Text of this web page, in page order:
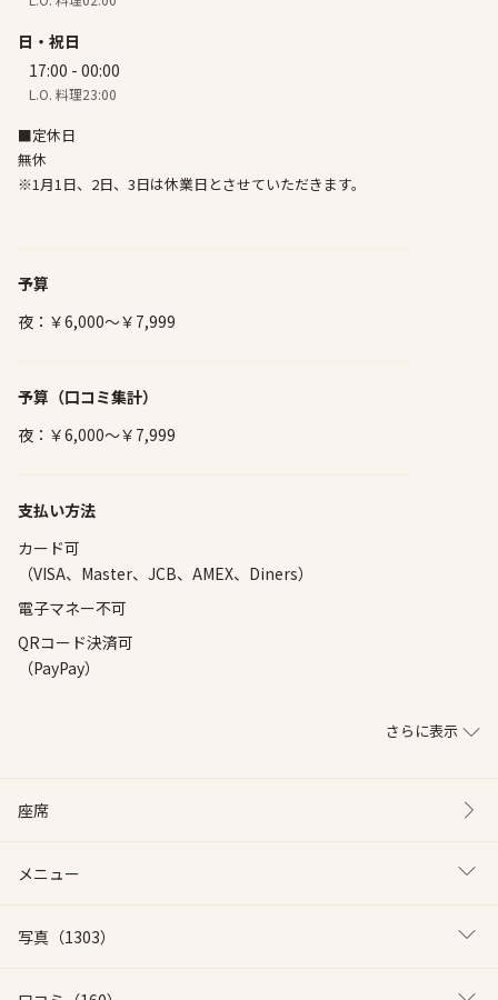
日・祝日
17:00 - 00:00
L.O. 料理23:00
■定休日
無休
※1月1日、2日、3日は休業日とさせていただきます。
予算
夜：￥6,000～￥7,999
予算 （口コミ集計）
夜：￥6,000～￥7,999
支払い方法
カード可
（VISA、Master、JCB、AMEX、Diners）
電子マネー不可
QRコード決済可
（PayPay）
さらに表示
座席
メニュー
写真 （1303）